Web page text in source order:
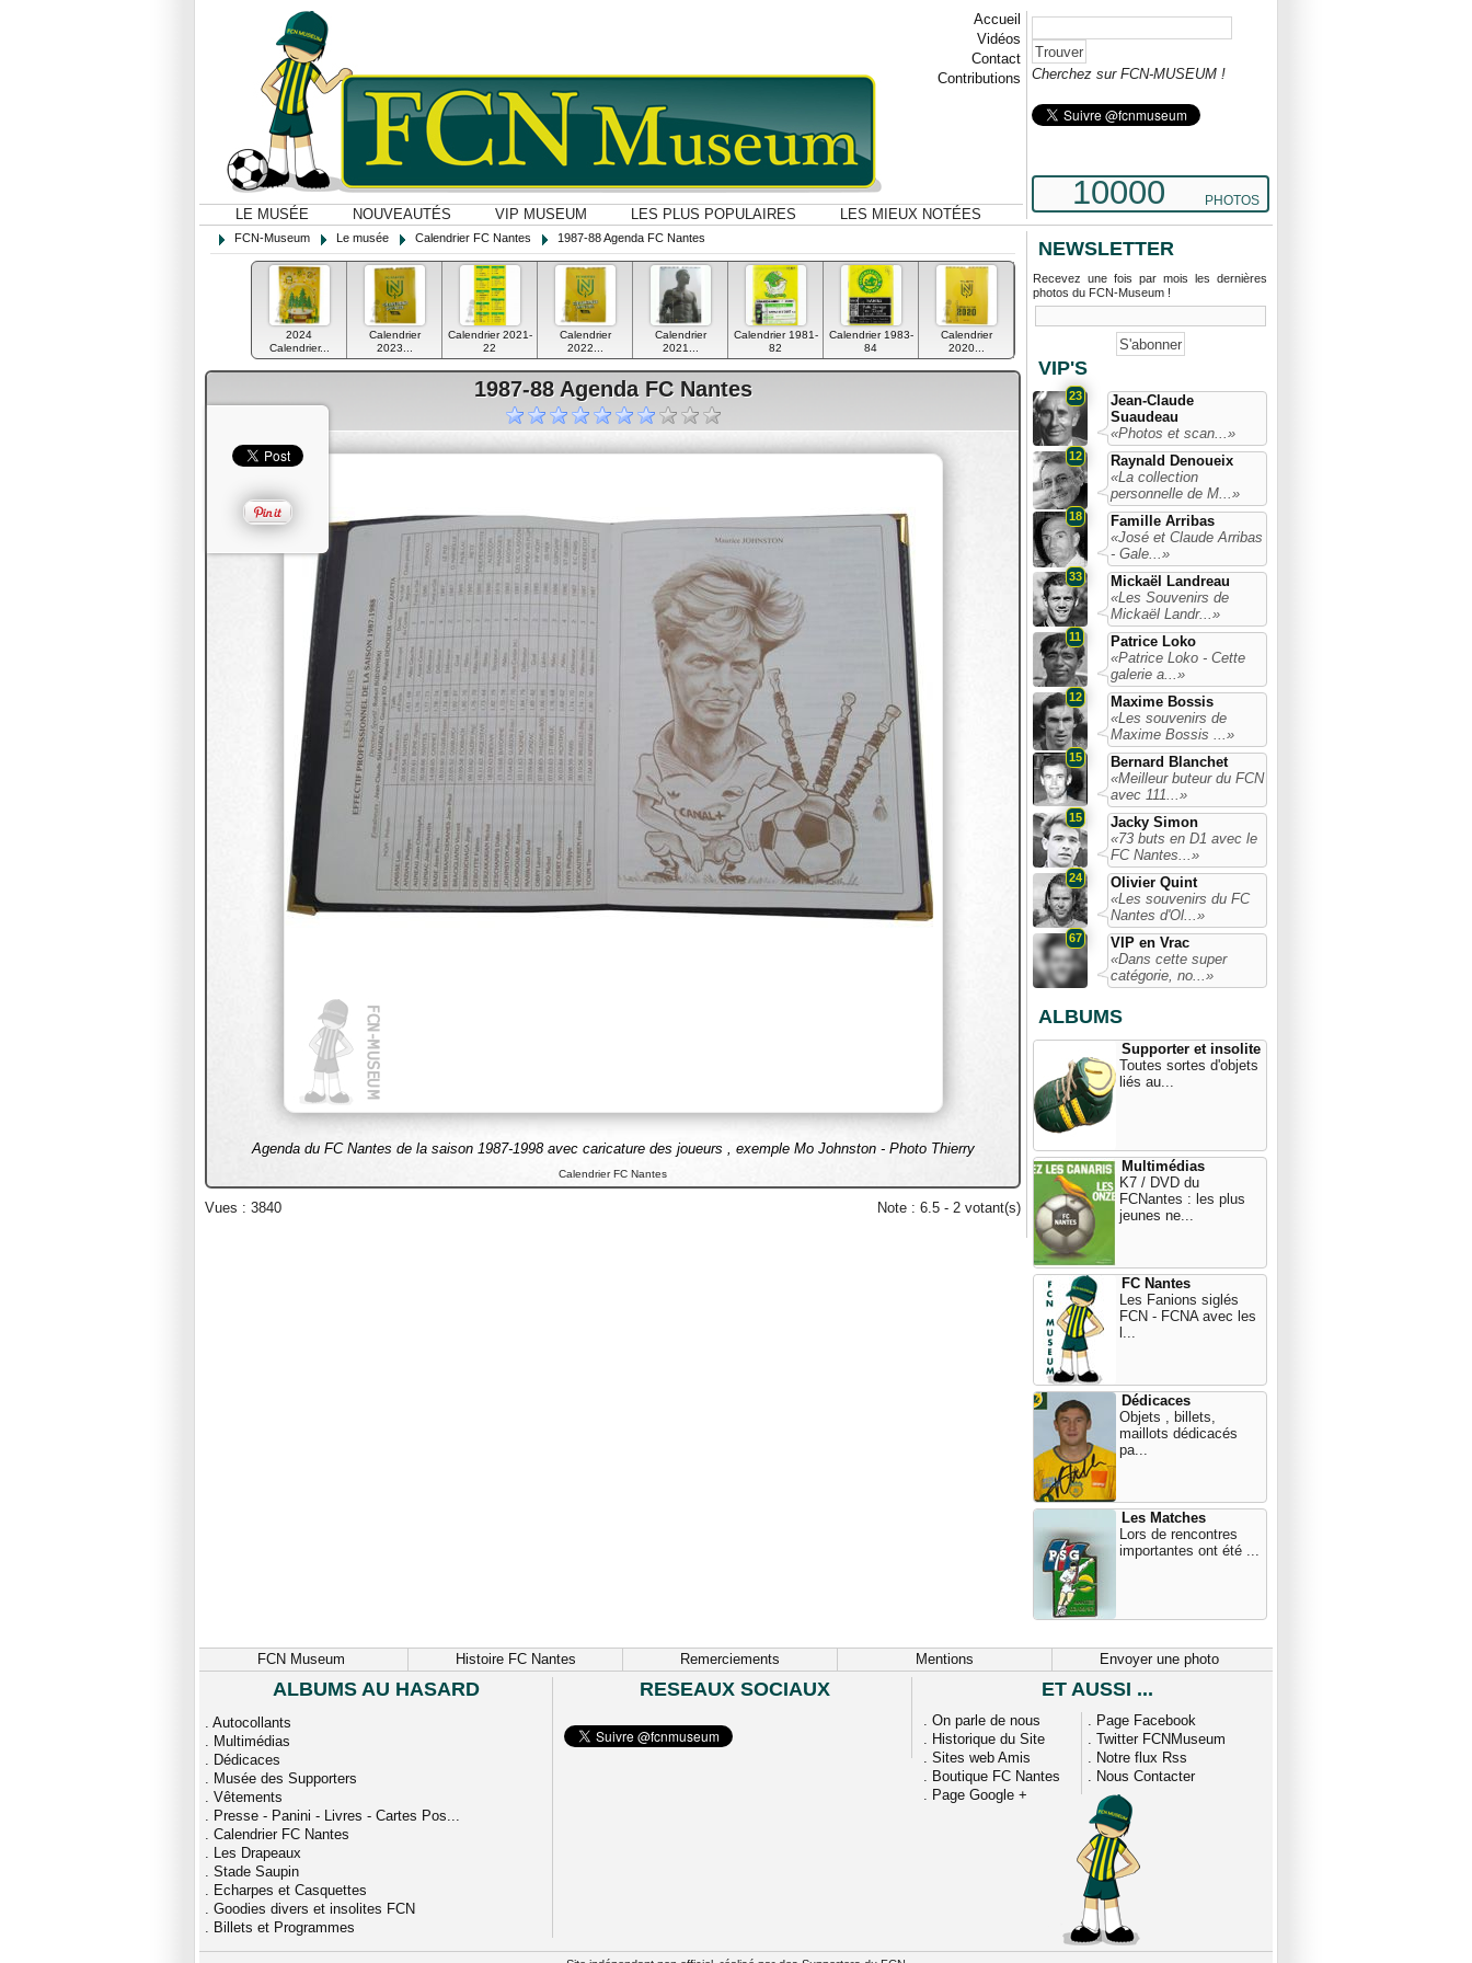
Accueil
Vidéos
Contact
Contributions
LE MUSÉE NOUVEAUTÉS VIP MUSEUM LES PLUS POPULAIRES LES MIEUX NOTÉES
Cherchez sur FCN-MUSEUM !
10000 PHOTOS
FCN-Museum Le musée Calendrier FC Nantes 1987-88 Agenda FC Nantes
2024
Calendrier...
Calendrier
2023...
Calendrier 2021-
22
Calendrier
2022...
Calendrier
2021...
Calendrier 1981-
82
Calendrier 1983-
84
Calendrier
2020...
1987-88 Agenda FC Nantes
Agenda du FC Nantes de la saison 1987-1998 avec caricature des joueurs , exemple Mo Johnston - Photo Thierry
Calendrier FC Nantes
Vues : 3840 Note : 6.5 - 2 votant(s)
NEWSLETTER
Recevez une fois par mois les dernières
photos du FCN-Museum !
VIP'S
23
Jean-Claude
Suaudeau
«Photos et scan...»
12
Raynald Denoueix
«La collection
personnelle de M...»
18
Famille Arribas
«José et Claude Arribas
- Gale...»
33
Mickaël Landreau
«Les Souvenirs de
Mickaël Landr...»
11
Patrice Loko
«Patrice Loko - Cette
galerie a...»
12
Maxime Bossis
«Les souvenirs de
Maxime Bossis ...»
15
Bernard Blanchet
«Meilleur buteur du FCN
avec 111...»
15
Jacky Simon
«73 buts en D1 avec le
FC Nantes...»
24
Olivier Quint
«Les souvenirs du FC
Nantes d'Ol...»
67
VIP en Vrac
«Dans cette super
catégorie, no...»
ALBUMS
Supporter et insolite
Toutes sortes d'objets
liés au...
Multimédias
K7 / DVD du
FCNantes : les plus
jeunes ne...
FC Nantes
Les Fanions siglés
FCN - FCNA avec les
l...
Dédicaces
Objets , billets,
maillots dédicacés
pa...
Les Matches
Lors de rencontres
importantes ont été ...
FCN Museum Histoire FC Nantes Remerciements Mentions Envoyer une photo
ALBUMS AU HASARD
. Autocollants
. Multimédias
. Dédicaces
. Musée des Supporters
. Vêtements
. Presse - Panini - Livres - Cartes Pos...
. Calendrier FC Nantes
. Les Drapeaux
. Stade Saupin
. Echarpes et Casquettes
. Goodies divers et insolites FCN
. Billets et Programmes
RESEAUX SOCIAUX ET AUSSI ...
. On parle de nous
. Historique du Site
. Sites web Amis
. Boutique FC Nantes
. Page Google +
. Page Facebook
. Twitter FCNMuseum
. Notre flux Rss
. Nous Contacter